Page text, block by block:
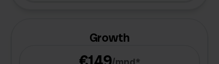
Growth